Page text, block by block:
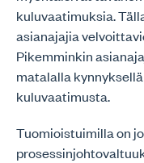
kuluvaatimuksia.
asianajajia
Pikemminkin
matalalla
kuluvaatimusta.
Tuomioistuimilla on